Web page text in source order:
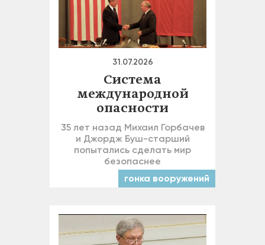
31.07.2026
Система
международной
опасности
35 лет назад Михаил Горбачев
и Джордж Буш-старший
попытались сделать мир
безопаснее
гонка вооружений